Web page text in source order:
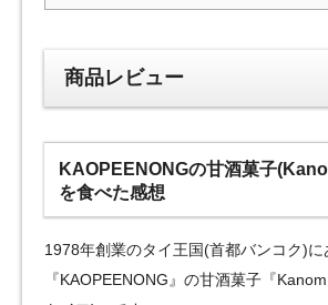
商品レビュー
KAOPEENONGの甘酒菓子
を食べた感想
1978年創業のタイ王国(首都バンコク)に
『KAOPEENONG』の甘酒菓子『